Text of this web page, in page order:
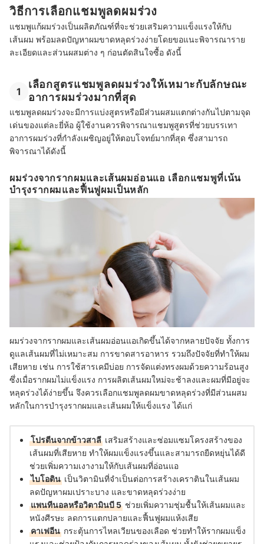
วิธีการเลือกแชมพูลดผมร่วง
แชมพูแก้ผมร่วงเป็นผลิตภัณฑ์ที่จะช่วยเสริมความแข็งแรงให้กับ
เส้นผม พร้อมลดปัญหาผมขาดหลุดร่วงง่ายโดยขอแนะพิจารณาราย
ละเอียดและส่วนผสมต่าง ๆ ก่อนตัดสินใจซื้อ ดังนี้
1
เลือกสูตรแชมพูลดผมร่วงให้เหมาะกับลักษณะ
อาการผมร่วงมากที่สุด
แชมพูลดผมร่วงจะมีการแบ่งสูตรหรือมีส่วนผสมแตกต่างกันไปตามจุด
เด่นของแต่ละยี่ห้อ ผู้ใช้งานควรพิจารณาแชมพูสูตรที่ช่วยบรรเทา
อาการผมร่วงที่กำลังเผชิญอยู่ให้ตอบโจทย์มากที่สุด ซึ่งสามารถ
พิจารณาได้ดังนี้
ผมร่วงจากรากผมและเส้นผมอ่อนแอ เลือกแชมพูที่เน้น
บำรุงรากผมและฟื้นฟูผมเป็นหลัก
ผมร่วงจากรากผมและเส้นผมอ่อนแอเกิดขึ้นได้จากหลายปัจจัย ทั้งการ
ดูแลเส้นผมที่ไม่เหมาะสม การขาดสารอาหาร รวมถึงปัจจัยที่ทำให้ผม
เสียหาย เช่น การใช้สารเคมีบ่อย การจัดแต่งทรงผมด้วยความร้อนสูง
ซึ่งเมื่อรากผมไม่แข็งแรง การผลิตเส้นผมใหม่จะช้าลงและผมที่มีอยู่จะ
หลุดร่วงได้ง่ายขึ้น จึงควรเลือกแชมพูลดผมขาดหลุดร่วงที่มีส่วนผสม
หลักในการบำรุงรากผมและเส้นผมให้แข็งแรง ได้แก่
โปรตีนจากข้าวสาลี เสริมสร้างและซ่อมแซมโครงสร้างของ
เส้นผมที่เสียหาย ทำให้ผมแข็งแรงขึ้นและสามารถยืดหยุ่นได้ดี
ช่วยเพิ่มความเงางามให้กับเส้นผมที่อ่อนแอ
ไบโอติน เป็นวิตามินที่จำเป็นต่อการสร้างเคราตินในเส้นผม
ลดปัญหาผมเปราะบาง และขาดหลุดร่วงง่าย
แพนทีนอลหรือวิตามินบี 5 ช่วยเพิ่มความชุ่มชื้นให้เส้นผมและ
หนังศีรษะ ลดการแตกปลายและฟื้นฟูผมแห้งเสีย
คาเฟอีน กระตุ้นการไหลเวียนของเลือด ช่วยทำให้รากผมแข็ง